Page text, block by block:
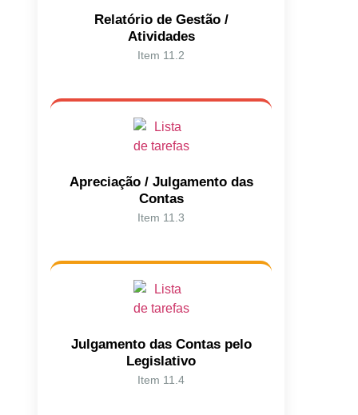
Relatório de Gestão /
Atividades
Item 11.2
Apreciação / Julgamento das
Contas
Item 11.3
Julgamento das Contas pelo
Legislativo
Item 11.4